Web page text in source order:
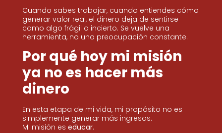
Cuando sabes trabajar, cuando entiendes cómo
generar valor real, el dinero deja de sentirse
como algo frágil o incierto. Se vuelve una
herramienta, no una preocupación constante.
Por qué hoy mi misión
ya no es hacer más
dinero
En esta etapa de mi vida, mi propósito no es
simplemente generar más ingresos.
Mi misión es educar.